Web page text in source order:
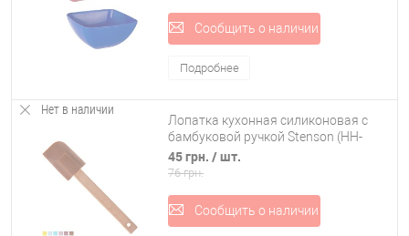
Сообщить о наличии
Подробнее
Нет в наличии
Лопатка кухонная силиконовая с
бамбуковой ручкой Stenson (HH-
089B)
45 грн. / шт.
76 грн.
Сообщить о наличии